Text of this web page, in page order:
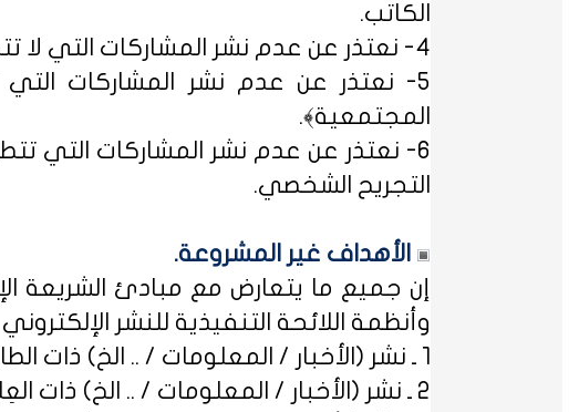
الكاتب.
4- نعتذر عن عدم نشر المشاركات التي لا تتضمن الاسم الحقيقي - ثلاثياً على الأقل - ﴿المسلمون عند شروطهم في تدوين الاسم﴾.
5- نعتذر عن عدم نشر المشاركات التي
المجتمعية﴾.
6- نعتذر عن عدم نشر المشاركات التي
التجريح الشخصي.
الأهداف غير المشروعة.
إن جميع ما يتعارض مع مبادئ الشريعة
وأنظمة اللائحة التنفيذية للنشر الإلكتروني 1438
1 ـ نشر (الأخبار / المعلومات / .. الخ) ذات الطابع السياسي، أو المتضمنة أسماء سياسيين.
2 ـ نشر (الأخبار / المعلومات / .. الخ) ذات العِلاقة بالصراعات (المذهبية / الطائفية / الحزبية / السياسية / .. الخ).